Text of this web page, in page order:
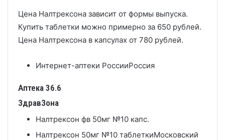
Цена Налтрексона зависит от формы выпуска.
Купить таблетки можно примерно за 650 рублей.
Цена Налтрексона в капсулах от 780 рублей.
Интернет-аптеки РоссииРоссия
Аптека 36.6
ЗдравЗона
Налтрексон фв 50мг №10 капс.
Налтрексон 50мг №10 таблеткиМосковский